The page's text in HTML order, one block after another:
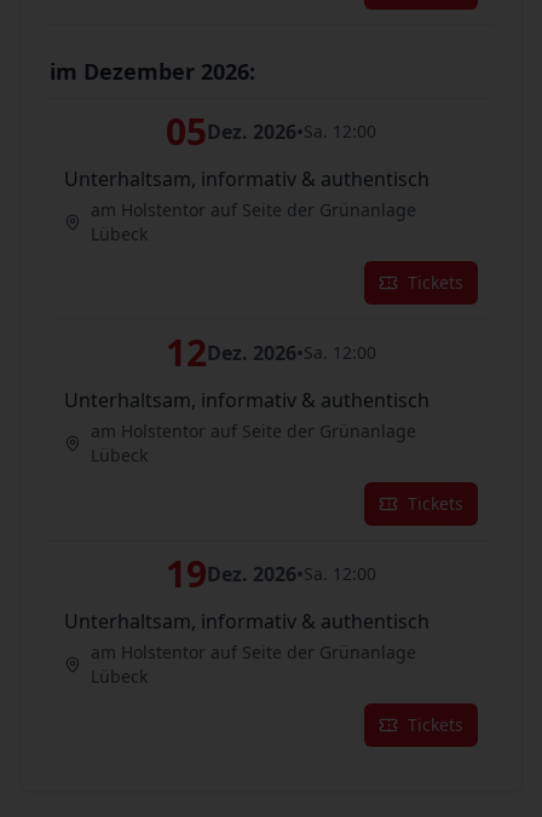
im Dezember 2026:
05Dez. 2026•Sa. 12:00
Unterhaltsam, informativ & authentisch
am Holstentor auf Seite der Grünanlage
Lübeck
Tickets
12Dez. 2026•Sa. 12:00
Unterhaltsam, informativ & authentisch
am Holstentor auf Seite der Grünanlage
Lübeck
Tickets
19Dez. 2026•Sa. 12:00
Unterhaltsam, informativ & authentisch
am Holstentor auf Seite der Grünanlage
Lübeck
Tickets